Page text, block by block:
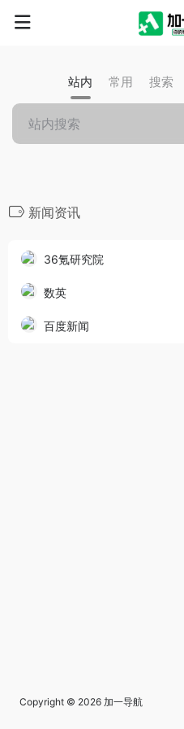
站内 常用 搜索
新闻资讯
36氪研究院
数英
百度新闻
Copyright © 2026 加一导航